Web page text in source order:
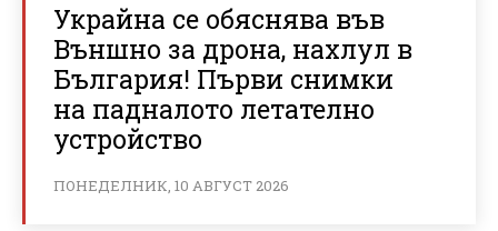
Украйна се обяснява във
Външно за дрона, нахлул в
България! Първи снимки
на падналото летателно
устройство
ПОНЕДЕЛНИК, 10 АВГУСТ 2026